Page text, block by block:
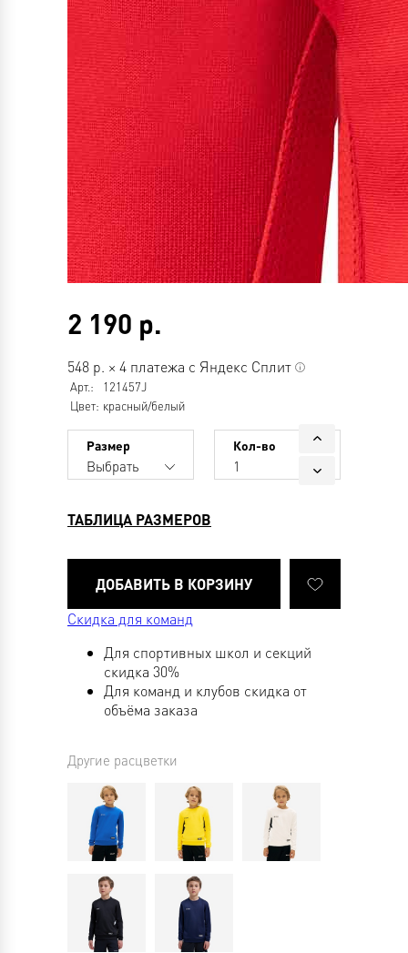
2 190 р.
548 р. × 4 платежа с Яндекс Сплит
Арт.:
121457J
Цвет: красный/белый
Размер
Выбрать
Кол-во
1
ТАБЛИЦА РАЗМЕРОВ
Скидка для команд
Для спортивных школ и секций
скидка 30%
Для команд и клубов скидка от
объёма заказа
Другие расцветки